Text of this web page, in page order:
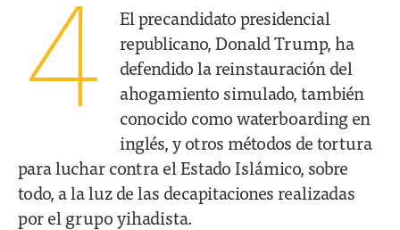
4
El precandidato presidencial
republicano, Donald Trump, ha
defendido la reinstauración del
ahogamiento simulado, también
conocido como waterboarding en
inglés, y otros métodos de tortura
para luchar contra el Estado Islámico, sobre
todo, a la luz de las decapitaciones realizadas
por el grupo yihadista.